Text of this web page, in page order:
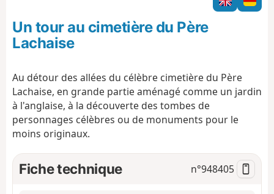
o
l
g
n
Un tour au cimetière du Père
Lachaise
Au détour des allées du célèbre cimetière du Père
Lachaise, en grande partie aménagé comme un jardin
à l'anglaise, à la découverte des tombes de
personnages célèbres ou de monuments pour le
moins originaux.
Fiche technique n°948405